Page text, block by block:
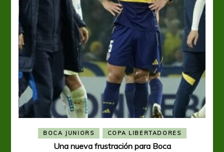
BOCA JUNIORS COPA LIBERTADORES
Una nueva frustración para Boca